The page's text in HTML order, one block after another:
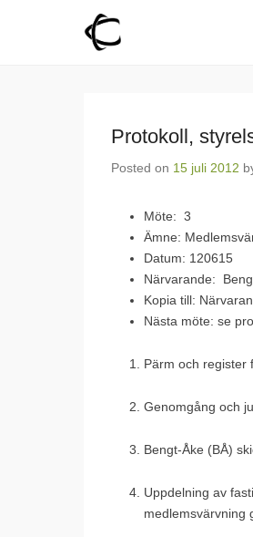
För en levande landsbygd
Protokoll,
Posted on 15 juli 2012
Möte: 3
Ämne:
Datum: 120615
Närvarande:
Kopia till:
Nästa möte: se
Pärm och register
Genomgång och
Bengt-Åke (BÅ)
Uppdelning av
medlemsvärvning